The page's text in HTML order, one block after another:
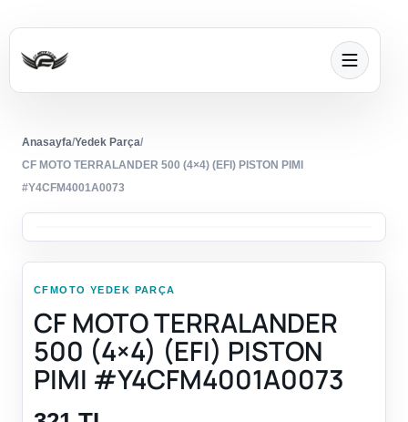
Anasayfa/Yedek Parça/
CF MOTO TERRALANDER 500 (4×4) (EFI) PISTON PIMI
#Y4CFM4001A0073
CFMOTO YEDEK PARÇA
CF MOTO TERRALANDER
500 (4×4) (EFI) PISTON
PIMI #Y4CFM4001A0073